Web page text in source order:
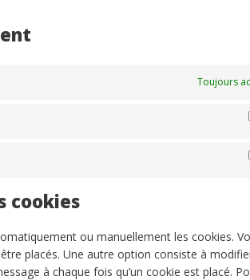
Toujours
cookies
ou manuellement les cookies.
placés. Une autre option consiste à
à chaque fois qu’un cookie est placé.